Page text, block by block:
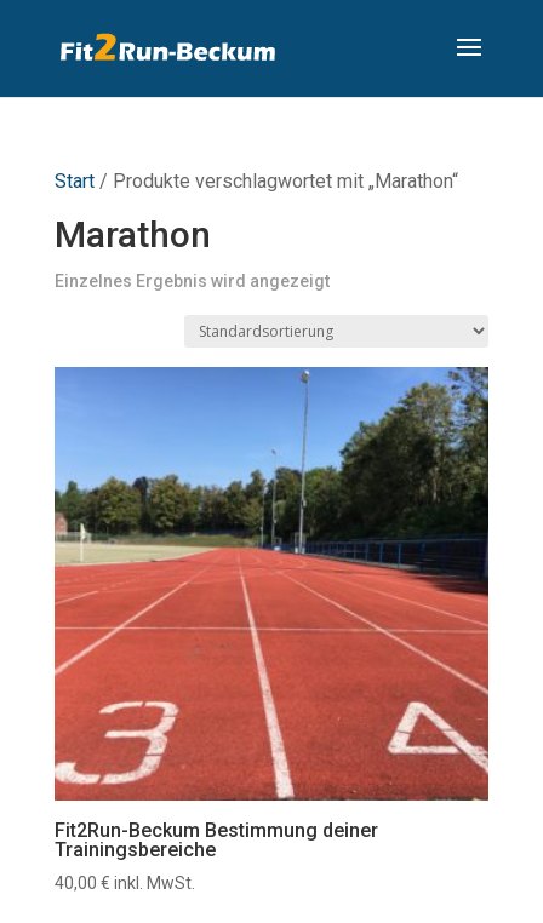
Start/ Produkte verschlagwortet mit „Marathon“
Marathon
Einzelnes Ergebnis wird angezeigt
Fit2Run-Beckum Bestimmung deiner
Trainingsbereiche
40,00 € inkl. MwSt.